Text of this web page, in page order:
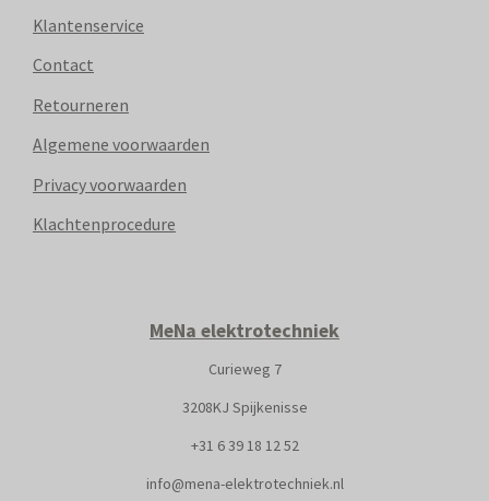
Klantenservice
Contact
Retourneren
Algemene voorwaarden
Privacy voorwaarden
Klachtenprocedure
MeNa elektrotechniek
Curieweg 7
3208KJ Spijkenisse
+31 6 39 18 12 52
info@mena-elektrotechniek.nl